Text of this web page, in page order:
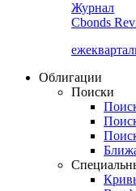
Журнал
Cbonds
Облигации
Поиски